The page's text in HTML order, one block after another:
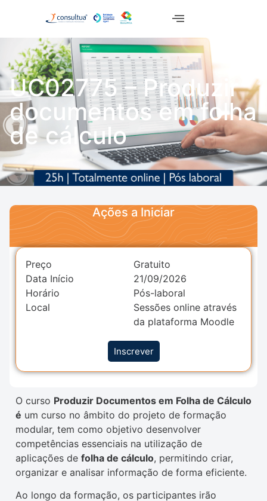
UC02775 – Produzir
documentos em folha
de cálculo
O curso Produzir Documentos em Folha de Cálculo
é um curso no âmbito do projeto de formação
modular, tem como objetivo desenvolver
competências essenciais na utilização de
aplicações de folha de cálculo, permitindo criar,
organizar e analisar informação de forma eficiente.
Ao longo da formação, os participantes irão
Ações a Iniciar
Preço
Gratuito
Data Início
21/09/2026
Horário
Pós-laboral
Local
Sessões online através
da plataforma Moodle
Inscrever